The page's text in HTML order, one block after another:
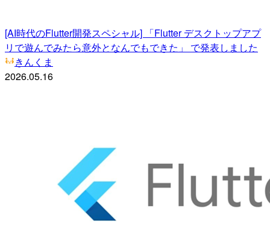
[AI時代のFlutter開発スペシャル] 「Flutter デスクトップアプ
リで遊んでみたら意外となんでもできた」 で発表しました
きんくま
2026.05.16